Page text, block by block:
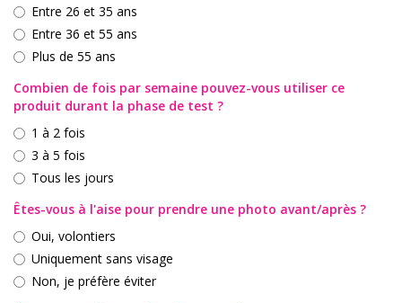
Entre 26 et 35 ans
Entre 36 et 55 ans
Plus de 55 ans
Combien de fois par semaine pouvez-vous utiliser ce
produit durant la phase de test ?
1 à 2 fois
3 à 5 fois
Tous les jours
Êtes-vous à l'aise pour prendre une photo avant/après ?
Oui, volontiers
Uniquement sans visage
Non, je préfère éviter